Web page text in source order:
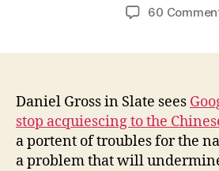
60
Daniel Gross in Slate sees
stop acquiescing to the
a portent of troubles for the
a problem that will